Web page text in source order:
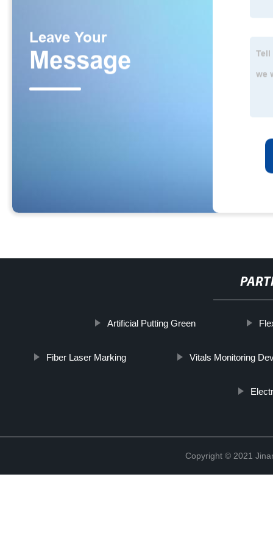
Artificial Putting Green
Fiber Laser Marking Vitals Monitoring
Copyright © 2021